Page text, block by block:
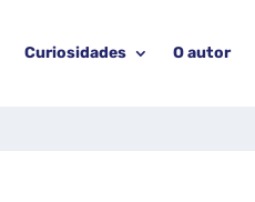
Curiosidades O autor